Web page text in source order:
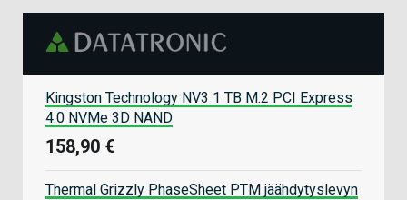
Kingston Technology NV3 1 TB M.2 PCI Express
4.0 NVMe 3D NAND
158,90 €
Thermal Grizzly PhaseSheet PTM jäähdytyslevyn